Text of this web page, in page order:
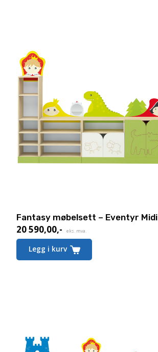
Fantasy møbelsett – Eventyr Midi
20 590,00,- eks. mva.
Legg i kurv